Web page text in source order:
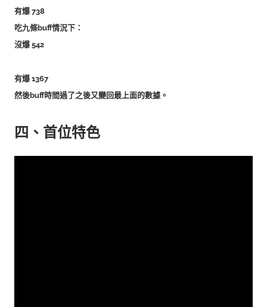
有爆 738
吃九條buff情況下：
沒爆 542
有爆 1367
然後buff時間過了之後又變回最上面的數據。
四、首位特色